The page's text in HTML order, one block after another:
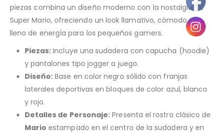
piezas combina un diseño moderno con la nostalgia de
Super Mario, ofreciendo un look llamativo, cómodo y
lleno de energía para los pequeños gamers.
Piezas: Incluye una sudadera con capucha (hoodie)
y pantalones tipo jogger a juego.
Diseño: Base en color negro sólido con franjas
laterales deportivas en bloques de color azul, blanco
y rojo.
Detalles de Personaje: Presenta el rostro clásico de
Mario estampado en el centro de la sudadera y en